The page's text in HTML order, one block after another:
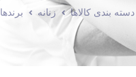
دسته بندی کالاها زنانه برندها